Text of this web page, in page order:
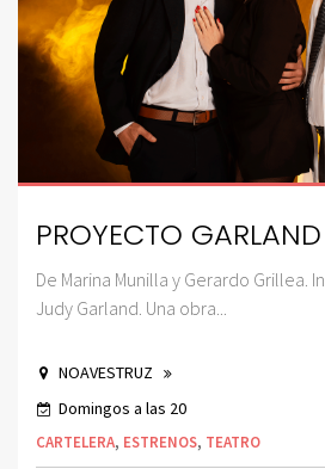
PROYECTO GARLAND
De Marina Munilla y Gerardo Grillea.
Judy Garland. Una obra...
NOAVESTRUZ
Domingos a las 20
CARTELERA, ESTRENOS, TEATRO